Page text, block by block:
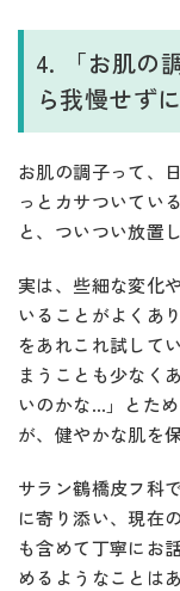
4. 「お肌の
ら我慢せず
お肌の調子って、
っとカサついてい
と、ついつい放置
実は、些細な変化
いることがよくあ
をあれこれ試して
まうことも少なく
いのかな…」とた
が、健やかな肌を
サラン鶴橋皮フ科
に寄り添い、現在
も含めて丁寧にお
めるようなことは